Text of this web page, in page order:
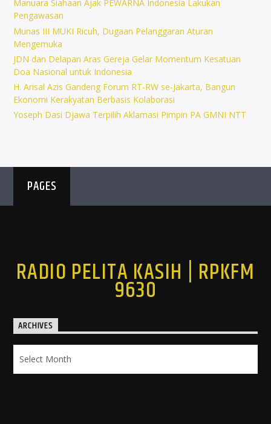
Manuara Siahaan Ajak PEWARNA Indonesia Lakukan
Pengawasan
Munas III MUKI Ricuh, Dugaan Pelanggaran Aturan
Mengemuka
JDN dan Delapan Aras Gereja Gelar Momentum Kesatuan
Doa Nasional untuk Indonesia
H. Arisal Azis Gandeng Forum RT-RW se-Jakarta, Bangun
Ekonomi Kerakyatan Berbasis Kolaborasi
Yoseph Dasi Djawa Terpilih Aklamasi Pimpin PA GMNI NTT
PAGES
RADIO PELITA KASIH | RPKFM
9630
ARCHIVES